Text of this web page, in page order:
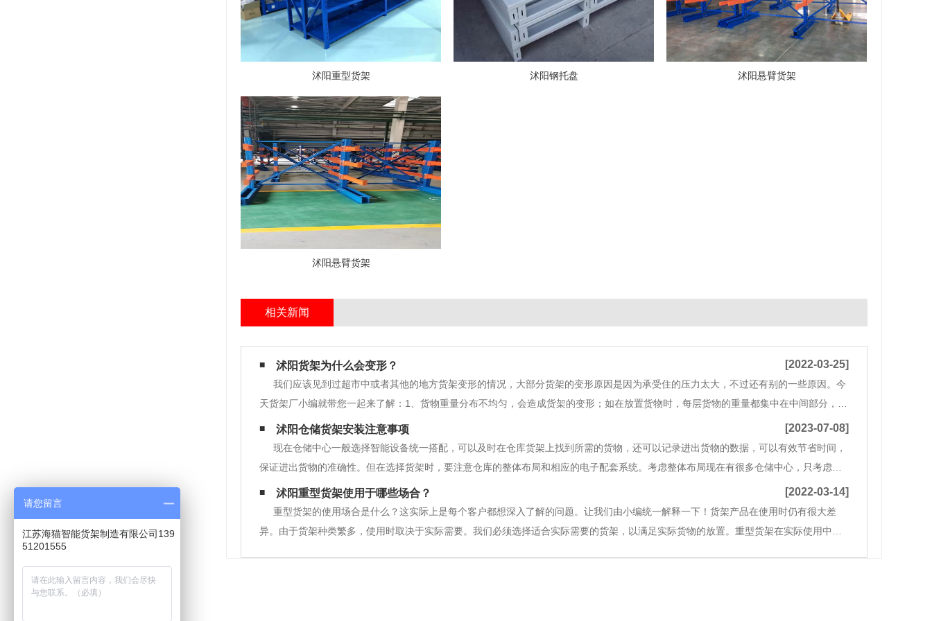
沭阳重型货架 沭阳钢托盘 沭阳悬臂货架
沭阳悬臂货架
相关新闻
沭阳货架为什么会变形？ [2022-03-25]
我们应该见到过超市中或者其他的地方货架变形的情况，大部分货架的变形原因是因为承受住的压力太大，不过还有别的一些原因。今
天货架厂小编就带您一起来了解：1、货物重量分布不均匀，会造成货架的变形；如在放置货物时，每层货物的重量都集中在中间部分，而
两边都没有层载货物重量，那肯定会造成货架变形。2、货物的放置超过了货架的设计承载，即货架在购买的时候，仓库货架公司会根据货
物的重量来选择对应的材料，而如果在实际
沭阳仓储货架安装注意事项 [2023-07-08]
现在仓储中心一般选择智能设备统一搭配，可以及时在仓库货架上找到所需的货物，还可以记录进出货物的数据，可以有效节省时间，
保证进出货物的准确性。但在选择货架时，要注意仓库的整体布局和相应的电子配套系统。考虑整体布局现在有很多仓储中心，只考虑货
架的尺寸是否合适，是否能有效利用空间。但实际上忽略了物流的概念，所以后期装卸货物会很麻烦。因此，在购买仓库货架之前，首先
要做好工程货架的整体布局。确定货架放置后如
沭阳重型货架使用于哪些场合？ [2022-03-14]
重型货架的使用场合是什么？这实际上是每个客户都想深入了解的问题。让我们由小编统一解释一下！货架产品在使用时仍有很大差
异。由于货架种类繁多，使用时取决于实际需要。我们必须选择适合实际需要的货架，以满足实际货物的放置。重型货架在实际使用中也
请您留言
江苏海猫智能货架制造有限公司139
51201555